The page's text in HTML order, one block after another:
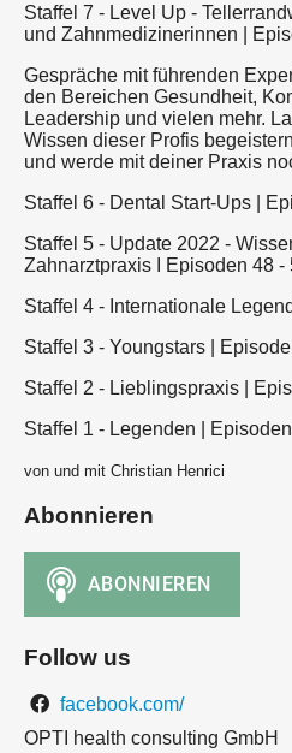
Staffel 7 - Level Up -
und Zahnmedizinerinnen |
Gespräche mit führenden
den Bereichen Gesundheit,
Leadership und vielen mehr.
Wissen dieser Profis
und werde mit deiner Praxis
Staffel 6 - Dental Start-Ups |
Staffel 5 - Update 2022 -
Zahnarztpraxis I Episoden 48 -
Staffel 4 - Internationale
Staffel 3 - Youngstars |
Staffel 2 - Lieblingspraxis |
Staffel 1 - Legenden | Episoden
von und mit Christian Henrici
Abonnieren
Follow us
facebook.com/
OPTI health consulting GmbH